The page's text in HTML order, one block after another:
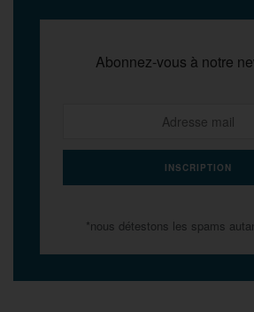
Abonnez-vous à notre
*nous détestons les spams